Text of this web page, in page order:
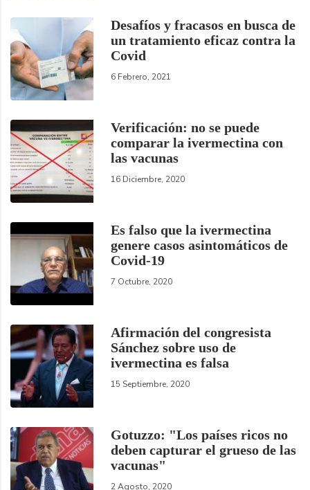
Desafíos y fracasos en busca de
un tratamiento eficaz contra la
Covid
6 Febrero, 2021
Verificación: no se puede
comparar la ivermectina con
las vacunas
16 Diciembre, 2020
Es falso que la ivermectina
genere casos asintomáticos de
Covid-19
7 Octubre, 2020
Afirmación del congresista
Sánchez sobre uso de
ivermectina es falsa
15 Septiembre, 2020
Gotuzzo: "Los países ricos no
deben capturar el grueso de las
vacunas"
2 Agosto, 2020